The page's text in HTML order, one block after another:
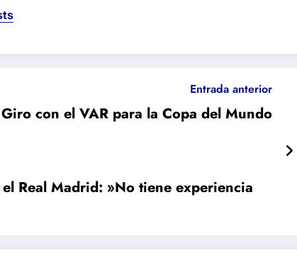
Entrada anterior
Giro con el VAR para la Copa del Mundo
Real Madrid: »No tiene experiencia